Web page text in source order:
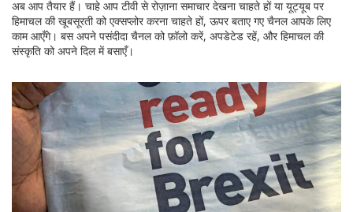
अब आप तैयार हैं। चाहे आप टीवी से रोज़ाना समाचार देखना चाहते हों या यूट्यूब पर
हिमाचल की खूबसूरती को एक्सप्लोर करना चाहते हों, ऊपर बताए गए चैनल आपके लिए
काम आएँगे। बस अपने पसंदीदा चैनल को फ़ॉलो करें, अपडेटेड रहें, और हिमाचल की
संस्कृति को अपने दिल में बसाएँ।